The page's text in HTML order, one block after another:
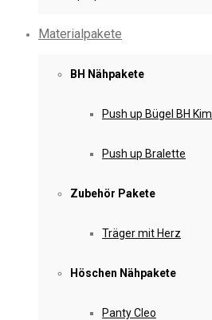
Materialpakete
BH Nähpakete
Push up Bügel BH Kim
Push up Bralette
Zubehör Pakete
Träger mit Herz
Höschen Nähpakete
Panty Cleo